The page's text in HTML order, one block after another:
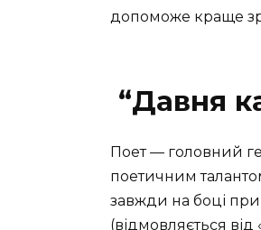
допоможе краще
“Давня
Поет — головний
поетичним
завжди на боці
(відмовляється від